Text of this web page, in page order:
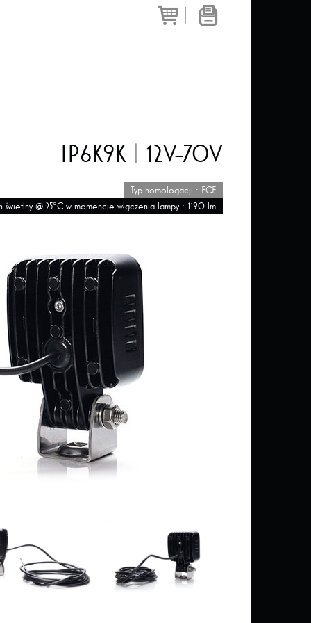
IP6K9K | 12V-70V
Typ homologacji : ECE
świetlny @ 25°C w momencie włączenia lampy : 1190 lm